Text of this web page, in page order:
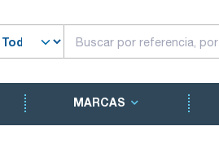
MARCAS